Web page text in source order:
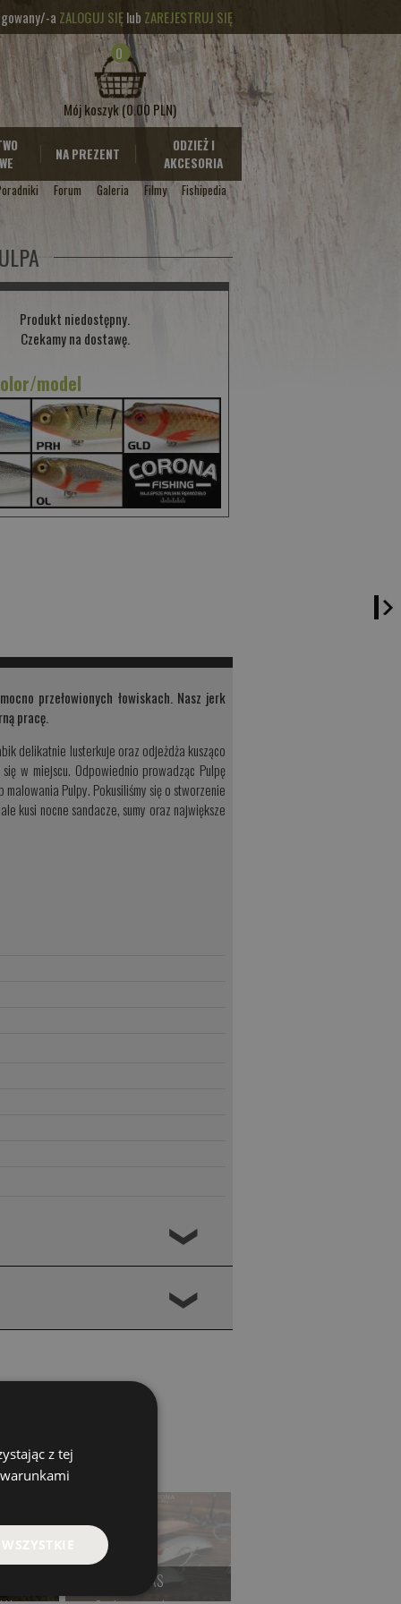
a ZALOGUJ SIĘlub ZAREJESTRUJ SIĘ
0
Mój koszyk(0.00 PLN)
NA PREZENT
ODZIEŻ I
AKCESORIA
Forum Galeria Filmy
Fishipedia
Produkt niedostępny.
Czekamy na dostawę.
model
przełowionych łowiskach. Nasz jerk
pracę.
delikatnie lusterkuje oraz odjeżdża kusząco
w miejscu. Odpowiednio prowadząc Pulpę
Pulpy. Pokusiliśmy się o stworzenie
kusi nocne sandacze, sumy oraz największe
❮
❮
MORS
z tej